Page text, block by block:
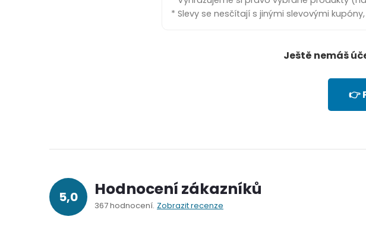
* Slevy se nesčítají s jinými slevovými
Ještě nemáš
👉
5,0 Hodnocení zákazníků
367 hodnocení Zobrazit recenze